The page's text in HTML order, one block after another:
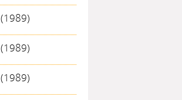
(1989)
(1989)
(1989)